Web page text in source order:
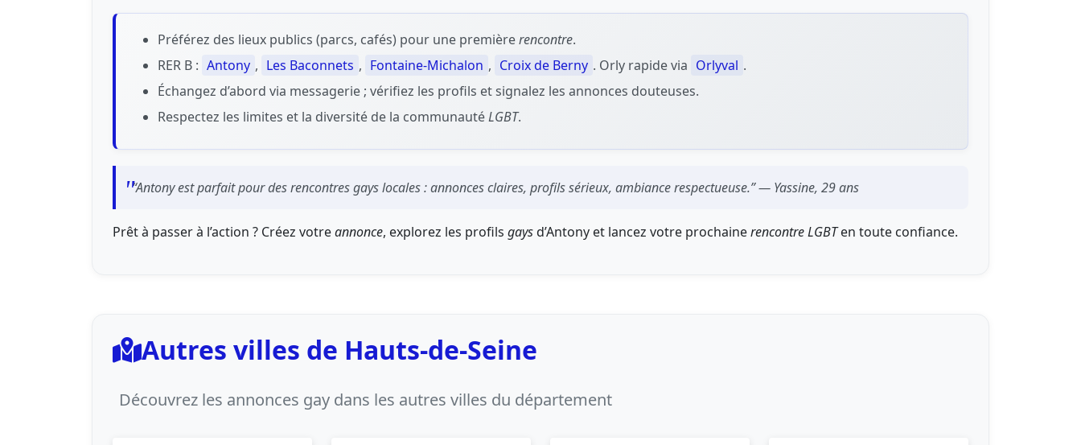
Préférez des lieux publics (parcs, cafés) pour une premièrerencontre.
RER B : Antony , Les Baconnets , Fontaine-Michalon , Croix de Berny . Orly rapide via Orlyval .
Échangez d’abord via messagerie ; vérifiez les profils et signalez les annonces douteuses.
Respectez les limites et la diversité de la communautéLGBT.
“Antony est parfait pour des rencontres gays locales : annonces claires, profils sérieux, ambiance respectueuse.” — Yassine, 29 ans
Prêt à passer à l’action ? Créez votreannonce, explorez les profils gaysd’Antony et lancez votre prochainerencontreLGBTen toute confiance.
Autres villes de Hauts-de-Seine
Découvrez les annonces gay dans les autres villes du département